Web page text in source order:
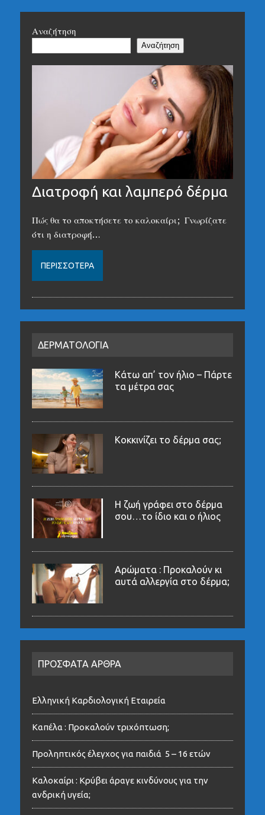
Αναζήτηση
Αναζήτηση
Διατροφή και λαμπερό δέρμα
Πώς θα το αποκτήσετε το καλοκαίρι; Γνωρίζατε
ότι η διατροφή…
ΠΕΡΙΣΣΌΤΕΡΑ
ΔΕΡΜΑΤΟΛΟΓΙΑ
Κάτω απ’ τον ήλιο – Πάρτε
τα μέτρα σας
Κοκκινίζει το δέρμα σας;
Η ζωή γράφει στο δέρμα
σου…το ίδιο και ο ήλιος
Αρώματα : Προκαλούν κι
αυτά αλλεργία στο δέρμα;
ΠΡΟΣΦΑΤΑ ΑΡΘΡΑ
Ελληνική Καρδιολογική Εταιρεία
Καπέλα : Προκαλούν τριχόπτωση;
Προληπτικός έλεγχος για παιδιά 5 – 16 ετών
Καλοκαίρι : Κρύβει άραγε κινδύνους για την
ανδρική υγεία;